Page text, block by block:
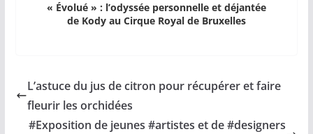
« Évolué » : l’odyssée personnelle et déjantée
de Kody au Cirque Royal de Bruxelles
L’astuce du jus de citron pour récupérer et faire
fleurir les orchidées
#Exposition de jeunes #artistes et de #designers